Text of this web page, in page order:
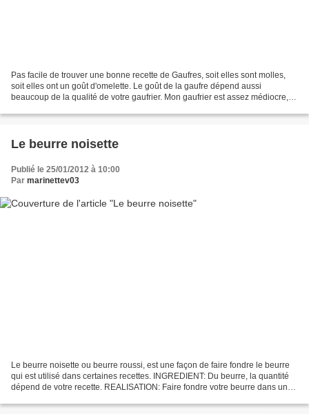
Pas facile de trouver une bonne recette de Gaufres, soit elles sont molles,
soit elles ont un goût d'omelette. Le goût de la gaufre dépend aussi
beaucoup de la qualité de votre gaufrier. Mon gaufrier est assez médiocre,
Le beurre noisette
Publié le 25/01/2012 à 10:00
Par marinettev03
Le beurre noisette ou beurre roussi, est une façon de faire fondre le beurre
qui est utilisé dans certaines recettes. INGREDIENT: Du beurre, la quantité
dépend de votre recette. REALISATION: Faire fondre votre beurre dans une